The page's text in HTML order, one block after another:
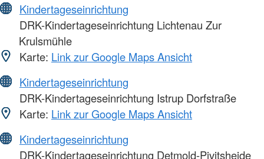
Kindertageseinrichtung
DRK-Kindertageseinrichtung Lichtenau Zur
Krulsmühle
Karte: Link zur Google Maps Ansicht
Kindertageseinrichtung
DRK-Kindertageseinrichtung Istrup Dorfstraße
Karte: Link zur Google Maps Ansicht
Kindertageseinrichtung
DRK-Kindertageseinrichtung Detmold-Pivitsheide